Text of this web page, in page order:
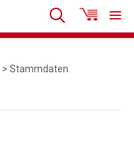
> Stammdaten